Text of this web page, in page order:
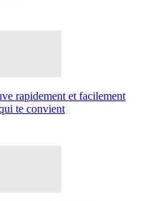
rapidement et facilement
te convient